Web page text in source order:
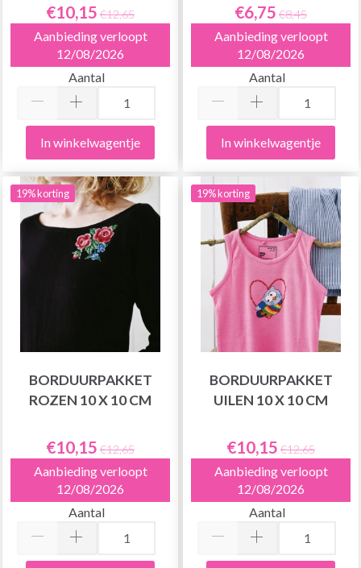
€10,15 €12,65
Aanbieding verloopt
12/08/2026
Aantal
In winkelwagentje
€6,75 €8,45
Aanbieding verloopt
12/08/2026
Aantal
In winkelwagentje
19% korting
BORDUURPAKKET
ROZEN 10 X 10 CM
€10,15 €12,65
Aanbieding verloopt
12/08/2026
Aantal
19% korting
BORDUURPAKKET
UILEN 10 X 10 CM
€10,15 €12,65
Aanbieding verloopt
12/08/2026
Aantal